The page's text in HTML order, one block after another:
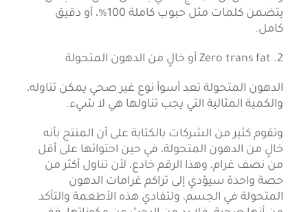
يتضمن كلمات مثل حبوب كاملة 100%، أو دقيق
كامل.
2. Zero trans fat أو خالٍ من الدهون المتحولة
الدهون المتحولة تعد أسوأ نوع غير صحي يمكن تناوله،
والكمية المثالية التي يجب تناولها هي لا شيء.
وتقوم كثير من الشركات بالكتابة على أن المنتج بأنه
خالٍ من الدهون المتحولة، في حين احتوائها على أقل
من نصف غرام، وهذا الرقم خادع، لأن تناول أكثر من
حصة واحدة سيؤدي إلى تراكم غرامات الدهون
المتحولة في الجسم، ولتفادي هذه الأطعمة والتأكد